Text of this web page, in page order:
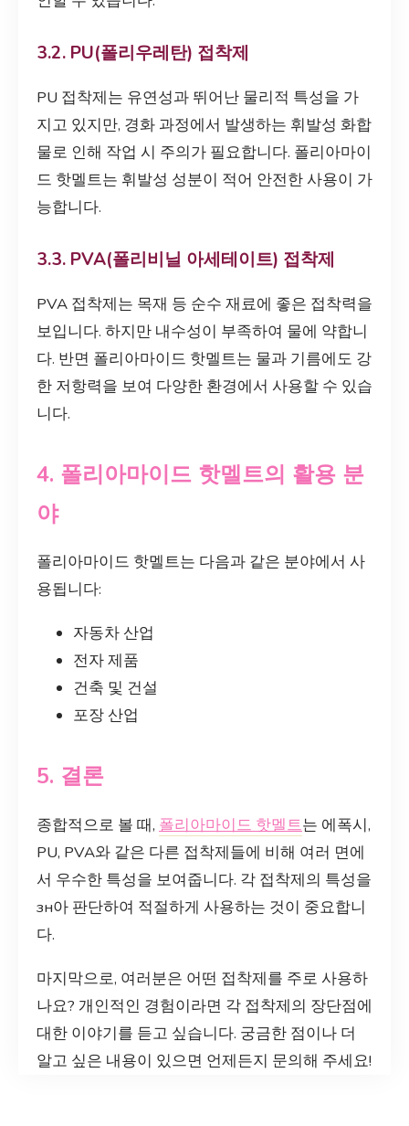
3.2. PU(폴리우레탄) 접착제
PU 접착제는 유연성과 뛰어난 물리적 특성을 가
지고 있지만, 경화 과정에서 발생하는 휘발성 화합
물로 인해 작업 시 주의가 필요합니다. 폴리아마이
드 핫멜트는 휘발성 성분이 적어 안전한 사용이 가
능합니다.
3.3. PVA(폴리비닐 아세테이트) 접착제
PVA 접착제는 목재 등 순수 재료에 좋은 접착력을
보입니다. 하지만 내수성이 부족하여 물에 약합니
다. 반면 폴리아마이드 핫멜트는 물과 기름에도 강
한 저항력을 보여 다양한 환경에서 사용할 수 있습
니다.
4. 폴리아마이드 핫멜트의 활용 분
야
폴리아마이드 핫멜트는 다음과 같은 분야에서 사
용됩니다:
자동차 산업
전자 제품
건축 및 건설
포장 산업
5. 결론
종합적으로 볼 때, 폴리아마이드 핫멜트는 에폭시,
PU, PVA와 같은 다른 접착제들에 비해 여러 면에
서 우수한 특성을 보여줍니다. 각 접착제의 특성을
зн아 판단하여 적절하게 사용하는 것이 중요합니
다.
마지막으로, 여러분은 어떤 접착제를 주로 사용하
나요? 개인적인 경험이라면 각 접착제의 장단점에
대한 이야기를 듣고 싶습니다. 궁금한 점이나 더
알고 싶은 내용이 있으면 언제든지 문의해 주세요!